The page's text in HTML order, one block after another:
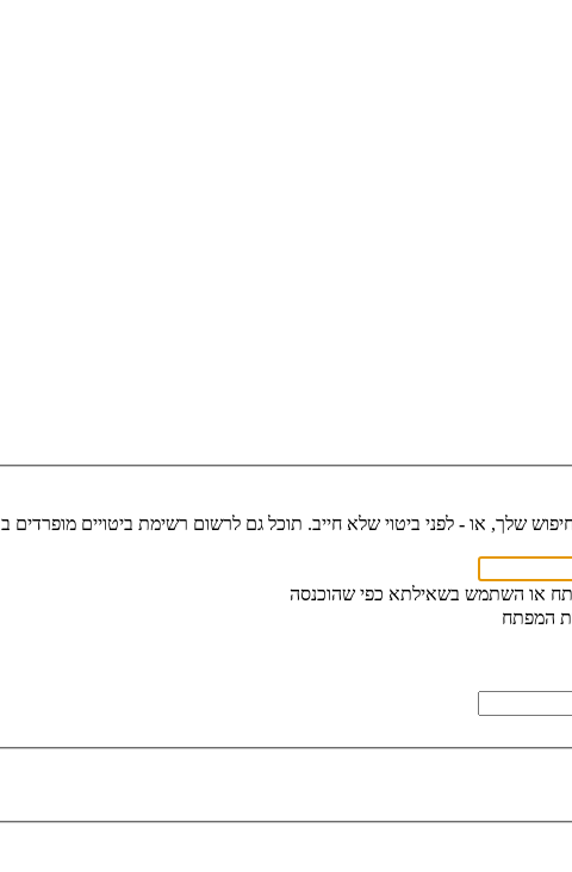
שלך, או - לפני ביטוי שלא חייב. תוכל גם לרשום רשימת ביטויים מופרדים ב
או השתמש בשאילתא כפי שהוכנסה
המפתח